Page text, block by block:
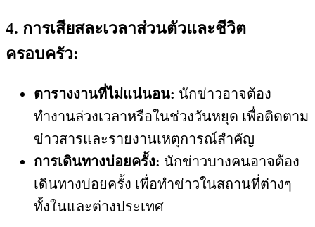
4. การเสียสละเวลาส่วนตัวและชีวิต
ครอบครัว:
ตารางงานที่ไม่แน่นอน: นักข่าวอาจต้อง
ทำงานล่วงเวลาหรือในช่วงวันหยุด เพื่อติดตาม
ข่าวสารและรายงานเหตุการณ์สำคัญ
การเดินทางบ่อยครั้ง: นักข่าวบางคนอาจต้อง
เดินทางบ่อยครั้ง เพื่อทำข่าวในสถานที่ต่างๆ
ทั้งในและต่างประเทศ